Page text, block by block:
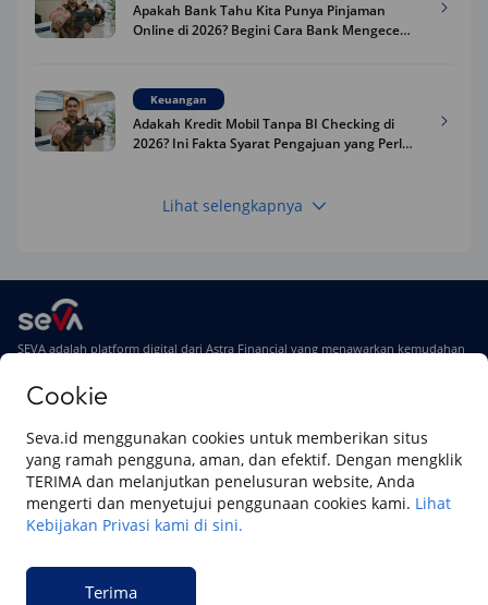
Cookie
Seva.id menggunakan cookies untuk memberikan situs
yang ramah pengguna, aman, dan efektif. Dengan mengklik
TERIMA dan melanjutkan penelusuran website, Anda
mengerti dan menyetujui penggunaan cookies kami. Lihat
Kebijakan Privasi kami di sini.
Terima
Apakah Bank Tahu Kita Punya Pinjaman
Online di 2026? Begini Cara Bank Mengecek
Keuangan
Adakah Kredit Mobil Tanpa BI Checking di
2026? Ini Fakta Syarat Pengajuan yang Perlu
Keuangan
Terpercaya
Telat Bayar Pinjol 2 Hari, Apakah Langsung
Lihat selengkapnya
SEVA adalah platform digital dari Astra Financial yang menawarkan kemudahan
dengan fitur Simulasi Kredit dan Instant Approval, serta
bekas berkualitas
Di SEVA #UrusanMobilSegampangItu